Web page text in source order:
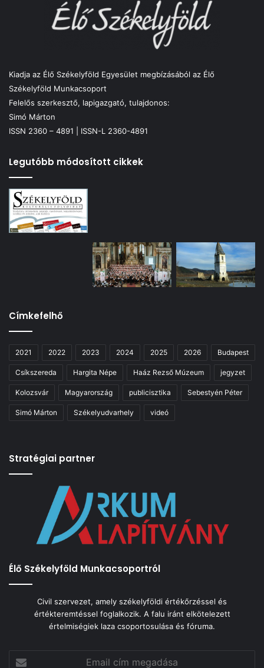
Kiadja az Élő Székelyföld Egyesület megbízásából az Élő
Székelyföld Munkacsoport
Felelős szerkesztő, lapigazgató, tulajdonos:
Simó Márton
ISSN 2360 – 4891 | ISSN-L 2360-4891
Legutóbb módosított cikkek
Címkefelhő
2021 2022 2023 2024 2025 2026 Budapest
Csíkszereda Hargita Népe Haáz Rezső Múzeum jegyzet
Kolozsvár Magyarország publicisztika Sebestyén Péter
Simó Márton Székelyudvarhely videó
Stratégiai partner
Élő Székelyföld Munkacsoportról
Civil szervezet, amely székelyföldi értékőrzéssel és
értékteremtéssel foglalkozik. A falu iránt elkötelezett
értelmiségiek laza csoportosulása és fóruma.